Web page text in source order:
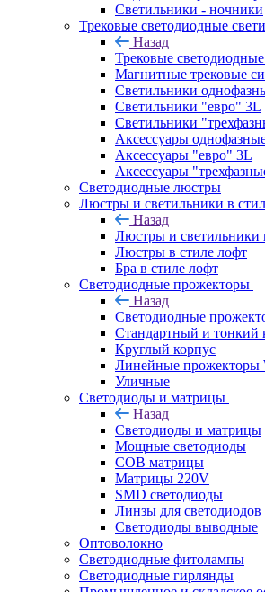
Светильники - ночники
Трековые светодиодные
Назад
Трековые
Магнитные трековые
Светильники
Светильники "евро" 3L
Светильники
Аксессуары
Аксессуары "евро" 3L
Аксессуары
Светодиодные люстры
Люстры и светильники в
Назад
Люстры и светильники
Люстры в стиле лофт
Бра в стиле лофт
Светодиодные прожекторы
Назад
Светодиодные
Стандартный и тонкий
Круглый корпус
Линейные прожекторы
Уличные
Светодиоды и матрицы
Назад
Светодиоды и матрицы
Мощные светодиоды
COB матрицы
Матрицы 220V
SMD светодиоды
Линзы для светодиодов
Светодиоды выводные
Оптоволокно
Светодиодные фитолампы
Светодиодные гирлянды